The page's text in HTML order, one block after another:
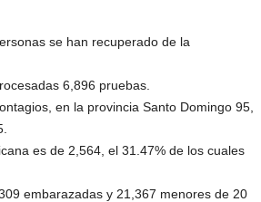
se han recuperado de la
6,896 pruebas.
en la provincia Santo Domingo 95,
es de 2,564, el 31.47% de los cuales
embarazadas y 21,367 menores de 20